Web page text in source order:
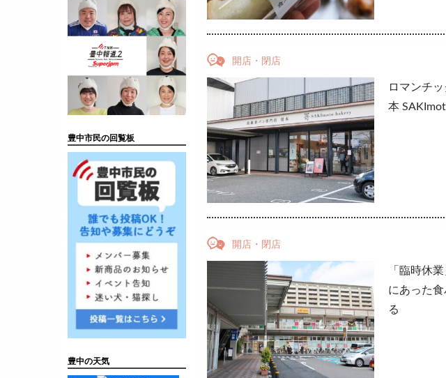
開店・閉店
ロマンチ
本
開店・閉店
「臨時休
にあった
る
豊中市民の回覧板
豊中の天気